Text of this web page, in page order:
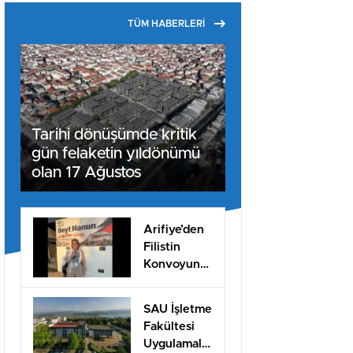
TÜM HABERLERİ
Tarihi dönüşümde kritik
gün felaketin yıldönümü
olan 17 Ağustos
Arifiye’den
Filistin
Konvoyuna
SAU İşletme
Fakültesi
Uygulamalı